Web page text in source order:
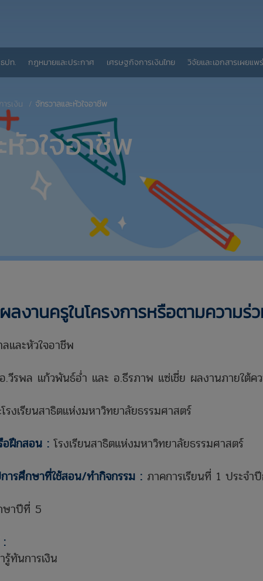
ปท. กฎหมายและประกาศ เศรษฐกิจการเงินไทย วิจัยและเอกสารเผยแพร่
รเงิน จักรวาลและหัวใจอาชีพ
วใจอาชีพ
ลงานครูในโครงการหรือตามความร่
ลและหัวใจอาชีพ
อ.วีรพล แก้วพันธ์อ่ำ และ อ.ธีรภาพ แซ่เชี่ย ผลงานภายใต้ค
รงเรียนสาธิตแห่งมหาวิทยาลัยธรรมศาสตร์
อฝึกสอน : โรงเรียนสาธิตแห่งมหาวิทยาลัยธรรมศาสตร์
ารศึกษาที่ใช้สอน/ทำกิจกรรม : ภาคการเรียนที่ 1 ประจำ
ษาปีที่ 5
:
รู้ทันการเงิน